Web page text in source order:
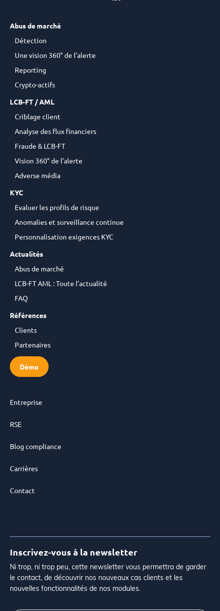
Abus de marché
Détection
Une vision 360° de l’alerte
Reporting
Crypto-actifs
LCB-FT / AML
Criblage client
Analyse des flux financiers
Fraude & LCB-FT
Vision 360° de l’alerte
Adverse média
KYC
Evaluer les profils de risque
Anomalies et surveillance continue
Personnalisation exigences KYC
Actualités
Abus de marché
LCB-FT AML : Toute l’actualité
FAQ
Références
Clients
Partenaires
Démo
Entreprise
RSE
Blog compliance
Carrières
Contact
Inscrivez-vous à la newsletter
Ni trop, ni trop peu, cette newsletter vous permettra de garder
le contact, de découvrir nos nouveaux cas clients et les
nouvelles fonctionnalités de nos modules.